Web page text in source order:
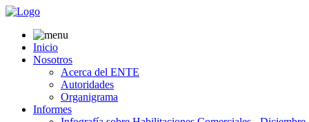
Inicio
Nosotros
Acerca del ENTE
Autoridades
Organigrama
Informes